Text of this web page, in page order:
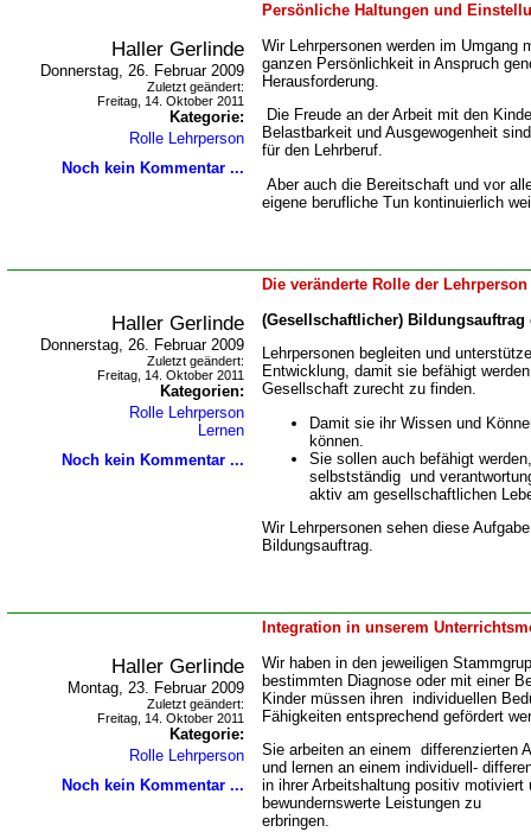
Persönliche Haltungen und
Haller Gerlinde
Donnerstag, 26. Februar 2009
Zuletzt geändert:
Freitag, 14. Oktober 2011
Kategorie:
Rolle Lehrperson
Noch kein Kommentar ...
Wir Lehrpersonen werden im Umgang
ganzen Persönlichkeit in Anspruch
Herausforderung.
Die Freude an der Arbeit mit den
Belastbarkeit und Ausgewogenheit
für den Lehrberuf.
Aber auch die Bereitschaft und vor
eigene berufliche Tun kontinuierlich
Die veränderte Rolle der
Haller Gerlinde
Donnerstag, 26. Februar 2009
Zuletzt geändert:
Freitag, 14. Oktober 2011
Kategorien:
Rolle Lehrperson
Lernen
Noch kein Kommentar ...
(Gesellschaftlicher) Bildungsauftrag
Lehrpersonen begleiten und
Entwicklung, damit sie befähigt
Gesellschaft zurecht zu finden.
Damit sie ihr Wissen und
können.
Sie sollen auch befähigt
selbstständig und
aktiv am gesellschaftlichen
Wir Lehrpersonen sehen diese
Bildungsauftrag.
Integration in unserem
Haller Gerlinde
Montag, 23. Februar 2009
Zuletzt geändert:
Freitag, 14. Oktober 2011
Kategorie:
Rolle Lehrperson
Noch kein Kommentar ...
Wir haben in den jeweiligen
bestimmten Diagnose oder mit einer
Kinder müssen ihren individuellen
Fähigkeiten entsprechend gefördert
Sie arbeiten an einem differenzierten
und lernen an einem individuell-
in ihrer Arbeitshaltung positiv motiviert
bewundernswerte Leistungen zu